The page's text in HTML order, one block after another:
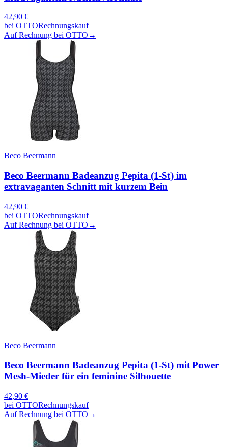
42,90 €
bei OTTORechnungskauf
Auf Rechnung bei OTTO →
Beco Beermann
Beco Beermann Badeanzug Pepita (1-St) im
extravaganten Schnitt mit kurzem Bein
42,90 €
bei OTTORechnungskauf
Auf Rechnung bei OTTO →
Beco Beermann
Beco Beermann Badeanzug Pepita (1-St) mit Power
Mesh-Mieder für ein feminine Silhouette
42,90 €
bei OTTORechnungskauf
Auf Rechnung bei OTTO →